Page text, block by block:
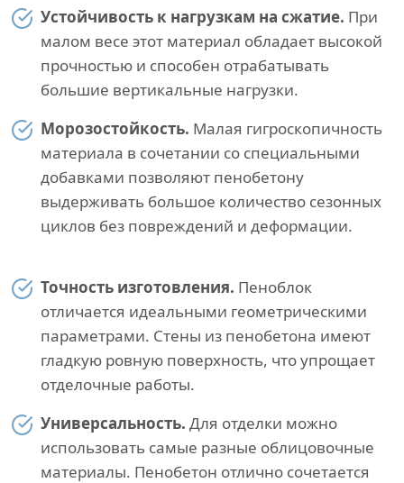
Устойчивость к нагрузкам на сжатие. При
малом весе этот материал обладает высокой
прочностью и способен отрабатывать
большие вертикальные нагрузки.
Морозостойкость. Малая гигроскопичность
материала в сочетании со специальными
добавками позволяют пенобетону
выдерживать большое количество сезонных
циклов без повреждений и деформации.
Точность изготовления. Пеноблок
отличается идеальными геометрическими
параметрами. Стены из пенобетона имеют
гладкую ровную поверхность, что упрощает
отделочные работы.
Универсальность. Для отделки можно
использовать самые разные облицовочные
материалы. Пенобетон отлично сочетается